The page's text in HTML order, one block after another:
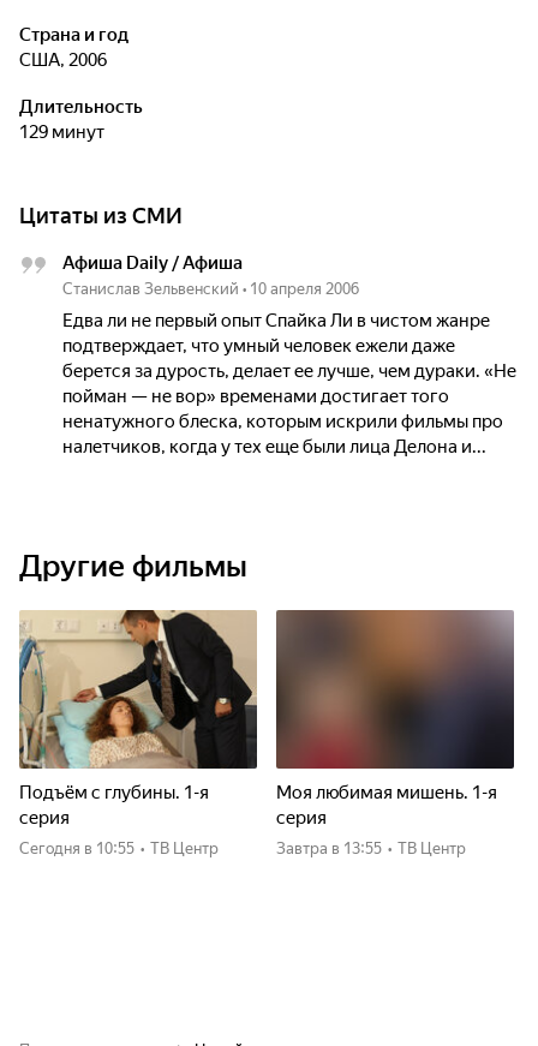
Страна и год
США, 2006
Длительность
129 минут
Цитаты из СМИ
Афиша Daily / Афиша
Станислав Зельвенский • 10 апреля 2006
Едва ли не первый опыт Спайка Ли в чистом жанре
подтверждает, что умный человек ежели даже
берется за дурость, делает ее лучше, чем дураки. «Не
пойман — не вор» временами достигает того
ненатужного блеска, которым искрили фильмы про
налетчиков, когда у тех еще были лица Делона и...
Другие фильмы
Подъём с глубины. 1-я
серия
Сегодня в 10:55 • ТВ Центр
Моя любимая мишень. 1-я
серия
Завтра в 13:55 • ТВ Центр